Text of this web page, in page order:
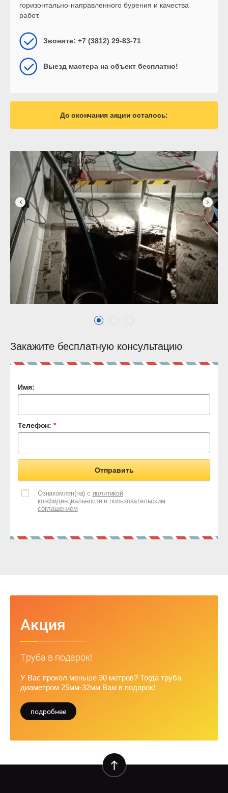
горизонтально-направленного бурения и качества
работ.
Звоните: +7 (3812) 29-83-71
Выезд мастера на объект бесплатно!
До окончания акции осталось:
Закажите бесплатную консультацию
Имя:
Телефон:*
Ознакомлен(на) с политикой
конфиденциальностии пользовательским
соглашением
Отправить
Акция
Труба в подарок!
У Вас прокол меньше 30 метров? Тогда труба
диаметром 25мм-32мм Вам в подарок!
подробнее